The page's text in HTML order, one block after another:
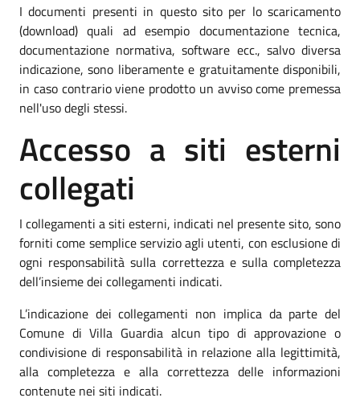
I documenti presenti in questo sito per lo scaricamento
(download) quali ad esempio documentazione tecnica,
documentazione normativa, software ecc., salvo diversa
indicazione, sono liberamente e gratuitamente disponibili,
in caso contrario viene prodotto un avviso come premessa
nell'uso degli stessi.
Accesso a siti esterni
collegati
I collegamenti a siti esterni, indicati nel presente sito, sono
forniti come semplice servizio agli utenti, con esclusione di
ogni responsabilità sulla correttezza e sulla completezza
dell’insieme dei collegamenti indicati.
L’indicazione dei collegamenti non implica da parte del
Comune di Villa Guardia alcun tipo di approvazione o
condivisione di responsabilità in relazione alla legittimità,
alla completezza e alla correttezza delle informazioni
contenute nei siti indicati.